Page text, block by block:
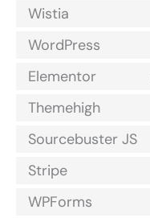
Wistia
WordPress
Elementor
Themehigh
Sourcebuster JS
Stripe
WPForms